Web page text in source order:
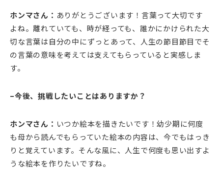
ホンマさん： ありがとうございます！言葉って大切です
よね。離れていても、時が経っても、誰かにかけられた大
切な言葉は自分の中にずっとあって、人生の節目節目でそ
の言葉の意味を考えては支えてもらっていると実感しま
す。
–今後、挑戦したいことはありますか？
ホンマさん： いつか絵本を描きたいです！幼少期に何度
も母から読んでもらっていた絵本の内容は、今でもはっき
りと覚えています。そんな風に、人生で何度も思い出すよ
うな絵本を作りたいですね。